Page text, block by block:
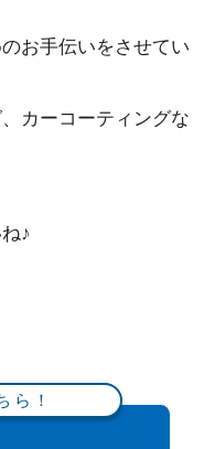
お手伝いをさせてい
カーコーティングな
♪
ら！